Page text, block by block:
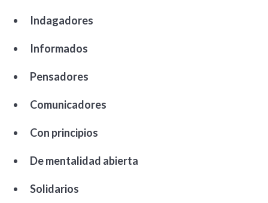
Indagadores
Informados
Pensadores
Comunicadores
Con principios
De mentalidad abierta
Solidarios